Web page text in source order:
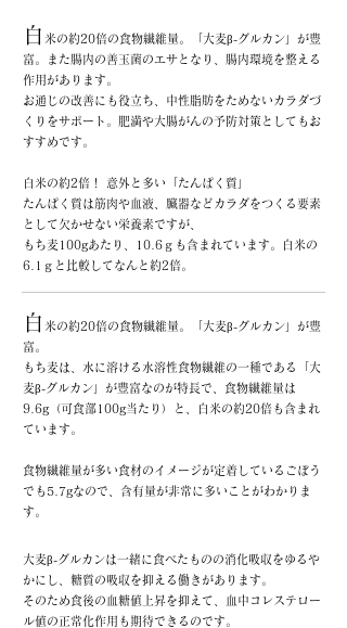
白 米の約20倍の食物繊維量。「大麦β-グルカン」が豊
富。
ま た腸内の善玉菌のエサとなり、腸内環境を整える
作用があります。
お通じの改善にも役立ち、中性脂肪をためないカラダづ
くりをサポート。
肥満や大腸がんの予防対策としてもお
すすめです。
白米の約2倍！ 意外と多い「たんぱく質」
たんぱく質は筋肉や血液、臓器などカラダをつくる要素
として欠かせない栄養素ですが、
もち麦100gあたり、10.6ｇも含まれています。白米の
6.1ｇと比較してなんと約2倍。
白 米の約20倍の食物繊維量。「大麦β-グルカン」が豊
富。
もち麦は、水に溶ける水溶性食物繊維の一種である「大
麦β-グルカン」が豊富なのが特長で、 食物繊維量は
9.6g（可食部100g当たり）と、白米の約20倍も含まれ
ています。
食物繊維量が多い食材のイメージが定着しているごぼう
でも5.7gなので、 含有量が非常に多いことがわかりま
す。
大麦β-グルカンは一緒に食べたものの消化吸収をゆるや
かにし、 糖質の吸収を抑える働きがあります。
そのため食後の血糖値上昇を抑えて、 血中コレステロー
ル値の正常化作用も期待できるのです。